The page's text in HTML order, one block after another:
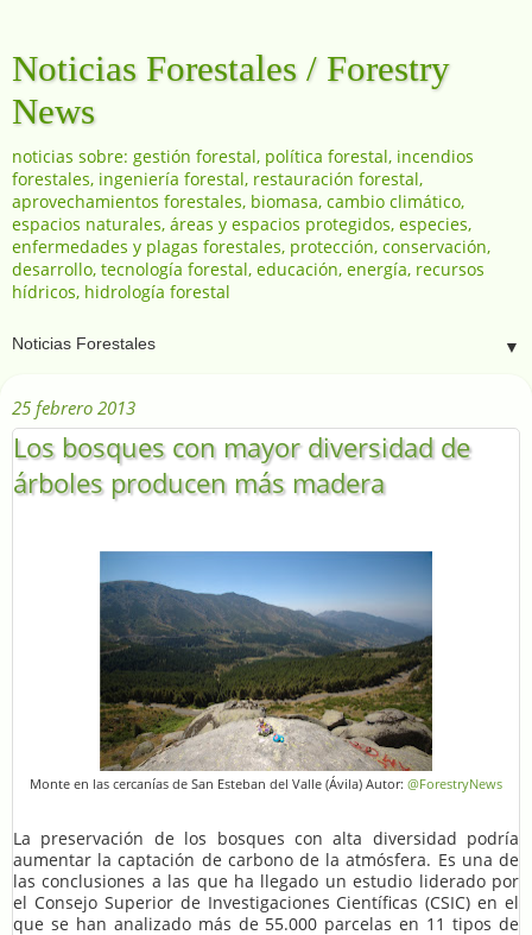
Noticias Forestales / Forestry
News
noticias sobre: gestión forestal, política forestal, incendios
forestales, ingeniería forestal, restauración forestal,
aprovechamientos forestales, biomasa, cambio climático,
espacios naturales, áreas y espacios protegidos, especies,
enfermedades y plagas forestales, protección, conservación,
desarrollo, tecnología forestal, educación, energía, recursos
hídricos, hidrología forestal
▼
25 febrero 2013
Los bosques con mayor diversidad de
árboles producen más madera
Monte en las cercanías de San Esteban del Valle (Ávila) Autor: @ForestryNews
La preservación de los bosques con alta diversidad podría
aumentar la captación de carbono de la atmósfera. Es una de
las conclusiones a las que ha llegado un estudio liderado por
el Consejo Superior de Investigaciones Científicas (CSIC) en el
que se han analizado más de 55.000 parcelas en 11 tipos de